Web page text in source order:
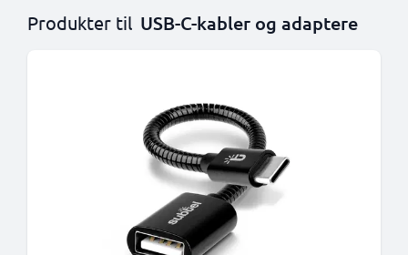
Produkter til USB-C-kabler og adaptere